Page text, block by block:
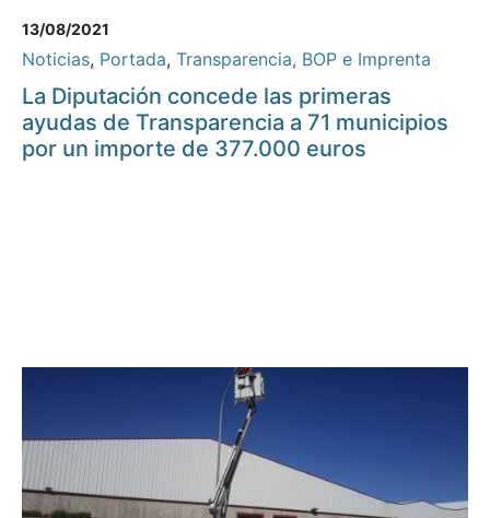
13/08/2021
Noticias, Portada, Transparencia, BOP e Imprenta
La Diputación concede las primeras
ayudas de Transparencia a 71 municipios
por un importe de 377.000 euros